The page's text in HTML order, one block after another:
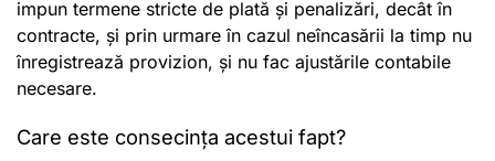
impun termene stricte de plată și penalizări, decât în
contracte, și prin urmare în cazul neîncasării la timp nu
înregistrează provizion, și nu fac ajustările contabile
necesare.
Care este consecința acestui fapt?